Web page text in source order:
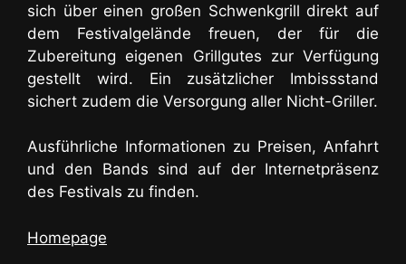
sich über einen großen Schwenkgrill direkt auf
dem Festivalgelände freuen, der für die
Zubereitung eigenen Grillgutes zur Verfügung
gestellt wird. Ein zusätzlicher Imbissstand
sichert zudem die Versorgung aller Nicht-Griller.
Ausführliche Informationen zu Preisen, Anfahrt
und den Bands sind auf der Internetpräsenz
des Festivals zu finden.
Homepage